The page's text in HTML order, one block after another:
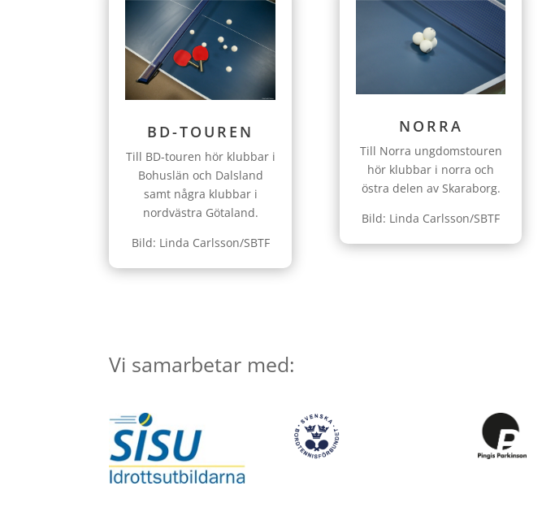
BD-TOUREN
Till BD-touren hör klubbar i
Bohuslän och Dalsland
samt några klubbar i
nordvästra Götaland.
Bild: Linda Carlsson/SBTF
NORRA
Till Norra ungdomstouren
hör klubbar i norra och
östra delen av Skaraborg.
Bild: Linda Carlsson/SBTF
Vi samarbetar med: